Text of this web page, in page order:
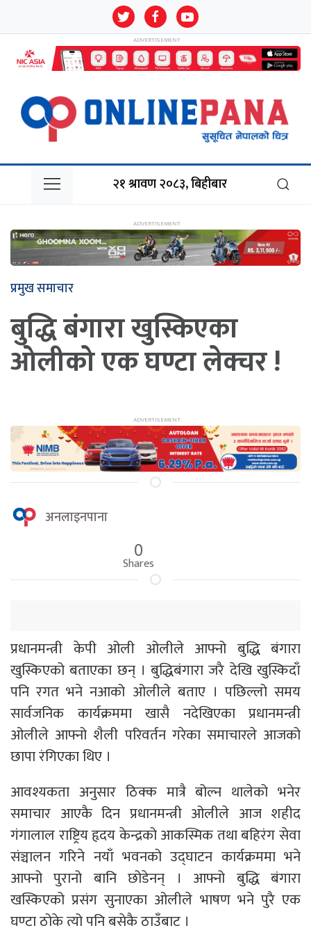
२१ श्रावण २०८३, बिहीबार
प्रमुख समाचार
बुद्धि बंगारा खुस्किएका
ओलीको एक घण्टा लेक्चर !
अनलाइनपाना
0
Shares
प्रधानमन्त्री केपी ओली ओलीले आफ्नो बुद्धि बंगारा
खुस्किएको बताएका छन् । बुद्धिबंगारा जरै देखि खुस्किदाँ
पनि रगत भने नआको ओलीले बताए । पछिल्लो समय
सार्वजनिक कार्यक्रममा खासै नदेखिएका प्रधानमन्त्री
ओलीले आफ्नो शैली परिवर्तन गरेका समाचारले आजको
छापा रंगिएका थिए ।
आवश्यकता अनुसार ठिक्क मात्रै बोल्न थालेको भनेर
समाचार आएकै दिन प्रधानमन्त्री ओलीले आज शहीद
गंगालाल राष्ट्रिय हृदय केन्द्रको आकस्मिक तथा बहिरंग सेवा
संञ्चालन गरिने नयाँ भवनको उद्घाटन कार्यक्रममा भने
आफ्नो पुरानो बानि छोडेनन् । आफ्नो बुद्धि बंगारा
खस्किएको प्रसंग सुनाएका ओलीले भाषण भने पुरै एक
घण्टा ठोके त्यो पनि बसेकै ठाउँबाट ।